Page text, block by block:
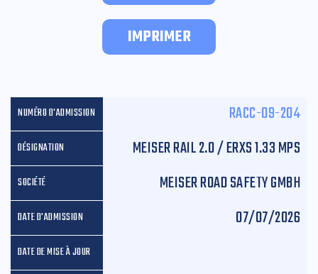
IMPRIMER
RACC-09-204
MEISER RAIL 2.0 / ERXS 1.33 MPS
MEISER ROAD SAFETY GMBH
07/07/2026